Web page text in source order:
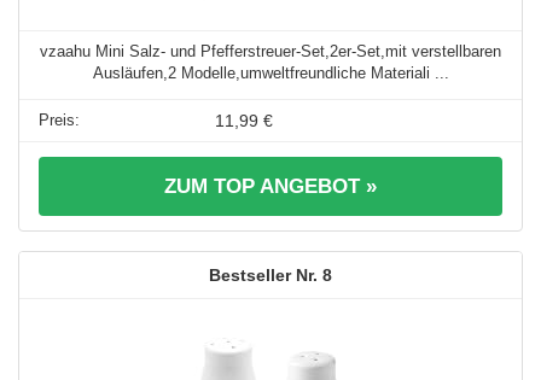
vzaahu Mini Salz- und Pfefferstreuer-Set,2er-Set,mit verstellbaren
Ausläufen,2 Modelle,umweltfreundliche Materiali ...
11,99 €
ZUM TOP ANGEBOT »
8